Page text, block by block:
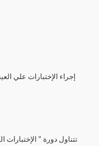
تتناول دورة " الإختبارات